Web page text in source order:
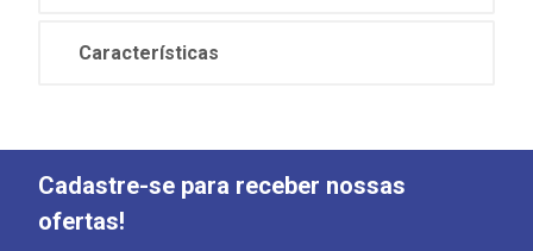
Características
Cadastre-se para receber nossas
ofertas!